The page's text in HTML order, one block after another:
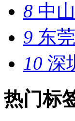
8 中
9 东
10 深
热门标